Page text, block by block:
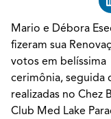
Mario e Débora
fizeram sua
votos em belíssima
cerimônia, seguida
realizadas no Chez
Club Med Lake